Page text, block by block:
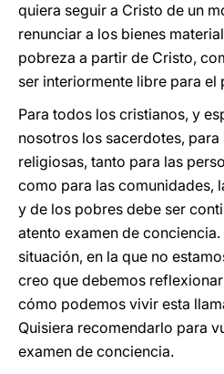
quiera seguir a Cristo de un
renunciar a los bienes
pobreza a partir de Cristo,
ser interiormente libre para el
Para todos los cristianos, y
nosotros los sacerdotes,
religiosas, tanto para las
como para las comunidades,
y de los pobres debe ser
atento examen de
situación, en la que no
creo que debemos
cómo podemos vivir esta
Quisiera recomendarlo para
examen de conciencia.